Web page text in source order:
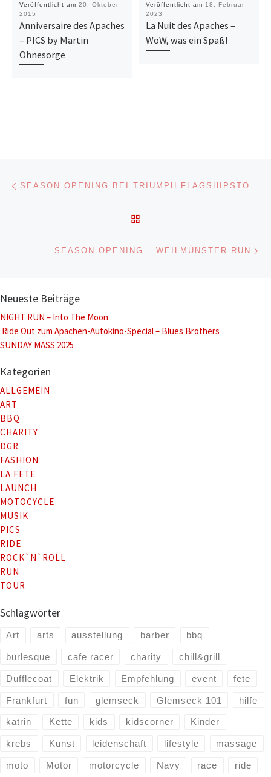
Veröffentlicht am 20. Oktober
2015
Anniversaire des Apaches
– PICS by Martin
Ohnesorge
Veröffentlicht am 18. Februar
2023
La Nuit des Apaches –
WoW, was ein Spaß!
Beitragsnavigation SEASON OPENING BEI TRIUMPH FLAGSHIPSTORE FRANKFURT – 14.04.
SEASON OPENING – WEILMÜNSTER RUN
Neueste Beiträge
NIGHT RUN – Into The Moon
Ride Out zum Apachen-Autokino-Special – Blues Brothers
SUNDAY MASS 2025
Kategorien
ALLGEMEIN
ART
BBQ
CHARITY
DGR
FASHION
LA FETE
LAUNCH
MOTOCYCLE
MUSIK
PICS
RIDE
ROCK`N`ROLL
RUN
TOUR
Schlagwörter
Art arts ausstellung barber bbq
burlesque cafe racer charity chill&grill
Dufflecoat Elektrik Empfehlung event fete
Frankfurt fun glemseck Glemseck 101 hilfe
katrin Kette kids kidscorner Kinder
krebs Kunst leidenschaft lifestyle massage
moto Motor motorcycle Navy race ride